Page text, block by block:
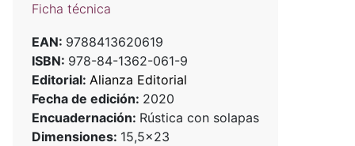
Ficha técnica
EAN: 9788413620619
ISBN: 978-84-1362-061-9
Editorial: Alianza Editorial
Fecha de edición: 2020
Encuadernación: Rústica con solapas
Dimensiones: 15,5x23